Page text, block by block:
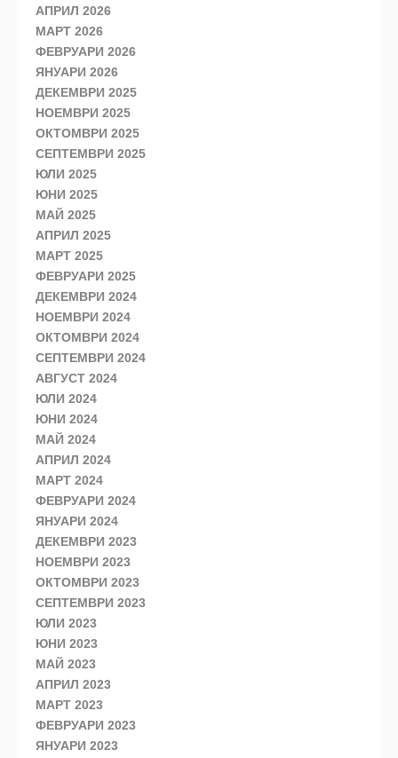
АПРИЛ 2026
МАРТ 2026
ФЕВРУАРИ 2026
ЯНУАРИ 2026
ДЕКЕМВРИ 2025
НОЕМВРИ 2025
ОКТОМВРИ 2025
СЕПТЕМВРИ 2025
ЮЛИ 2025
ЮНИ 2025
МАЙ 2025
АПРИЛ 2025
МАРТ 2025
ФЕВРУАРИ 2025
ДЕКЕМВРИ 2024
НОЕМВРИ 2024
ОКТОМВРИ 2024
СЕПТЕМВРИ 2024
АВГУСТ 2024
ЮЛИ 2024
ЮНИ 2024
МАЙ 2024
АПРИЛ 2024
МАРТ 2024
ФЕВРУАРИ 2024
ЯНУАРИ 2024
ДЕКЕМВРИ 2023
НОЕМВРИ 2023
ОКТОМВРИ 2023
СЕПТЕМВРИ 2023
ЮЛИ 2023
ЮНИ 2023
МАЙ 2023
АПРИЛ 2023
МАРТ 2023
ФЕВРУАРИ 2023
ЯНУАРИ 2023